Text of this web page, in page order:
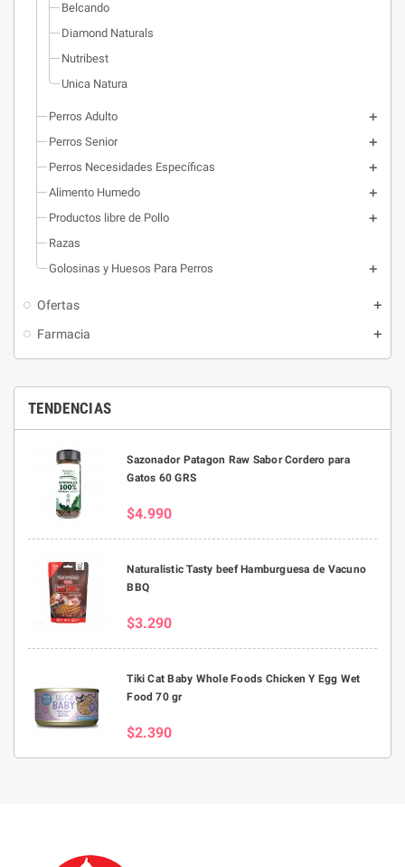
Belcando
Diamond Naturals
Nutribest
Unica Natura
Perros Adulto
Perros Senior
Perros Necesidades Específicas
Alimento Humedo
Productos libre de Pollo
Razas
Golosinas y Huesos Para Perros
Ofertas
Farmacia
TENDENCIAS
Sazonador Patagon Raw Sabor Cordero para
Gatos 60 GRS
$4.990
Naturalistic Tasty beef Hamburguesa de Vacuno
BBQ
$3.290
Tiki Cat Baby Whole Foods Chicken Y Egg Wet
Food 70 gr
$2.390